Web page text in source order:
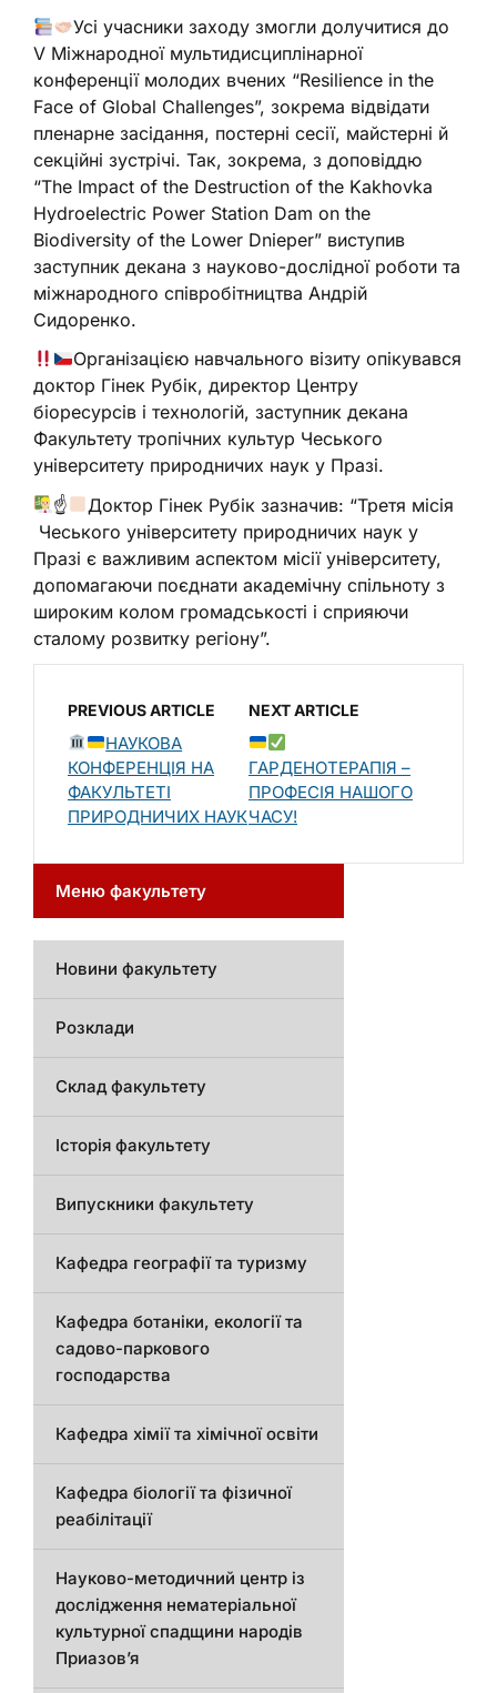
Усі учасники заходу змогли долучитися до
V Міжнародної мультидисциплінарної
конференції молодих вчених “Resilience in the
Face of Global Challenges”, зокрема відвідати
пленарне засідання, постерні сесії, майстерні й
секційні зустрічі. Так, зокрема, з доповіддю
“The Impact of the Destruction of the Kakhovka
Hydroelectric Power Station Dam on the
Biodiversity of the Lower Dnieper” виступив
заступник декана з науково-дослідної роботи та
міжнародного співробітництва Андрій
Сидоренко.
Організацією навчального візиту опікувався
доктор Гінек Рубік, директор Центру
біоресурсів і технологій, заступник декана
Факультету тропічних культур Чеського
університету природничих наук у Празі.
☝
Доктор Гінек Рубік зазначив: “Третя місія
Чеського університету природничих наук у
Празі є важливим аспектом місії університету,
допомагаючи поєднати академічну спільноту з
широким колом громадськості і сприяючи
сталому розвитку регіону”.
PREVIOUS ARTICLE
НАУКОВА
КОНФЕРЕНЦІЯ НА
ФАКУЛЬТЕТІ
ПРИРОДНИЧИХ НАУК
NEXT ARTICLE
ГАРДЕНОТЕРАПІЯ –
ПРОФЕСІЯ НАШОГО
ЧАСУ!
Меню факультету
Новини факультету
Розклади
Склад факультету
Історія факультету
Випускники факультету
Кафедра географії та туризму
Кафедра ботаніки, екології та
садово-паркового
господарства
Кафедра хімії та хімічної освіти
Кафедра біології та фізичної
реабілітації
Науково-методичний центр із
дослідження нематеріальної
культурної спадщини народів
Приазов’я